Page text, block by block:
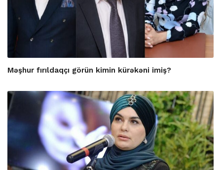
Məşhur fırıldaqçı görün kimin kürəkəni imiş?